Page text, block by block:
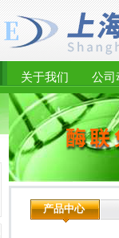
关于我们 公司
产品中心